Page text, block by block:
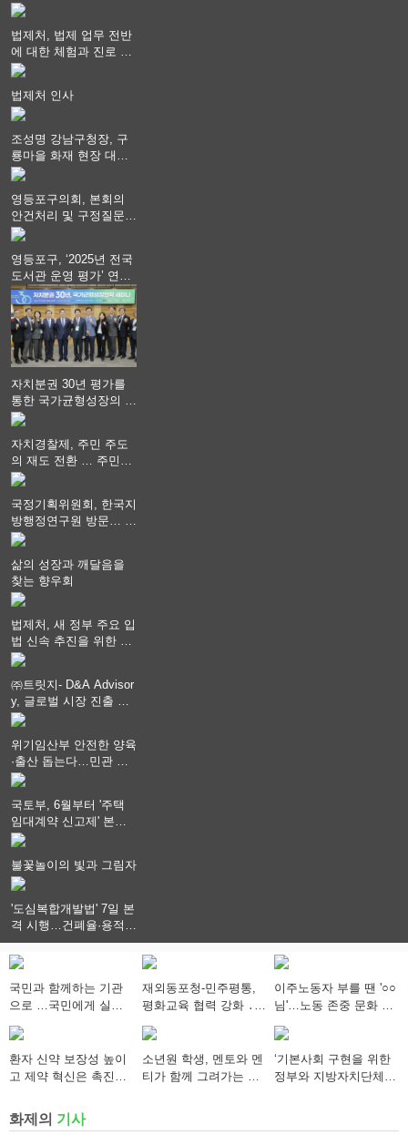
"공직사회는 어느 때보
자세를 지켜야 할 것"
법제처, 법제 업무 전반
에 대한 체험과 진로 상
담 기회 제공
법제처 인사
조성명 강남구청장, 구
룡마을 화재 현장 대응
지휘
영등포구의회, 본회의
안건처리 및 구정질문
실시
영등포구, ‘2025년 전국
도서관 운영 평가’ 연속
최고 영예 장관상에서
‘대통령상’ 수상
자치분권 30년 평가를
통한 국가균형성장의 방
향과 과제 논의
자치경찰제, 주민 주도
의 재도 전환 … 주민안
전 치안서비스가 최우선
국정기획위원회, 한국지
방행정연구원 방문… 국
가균형성장 논의
삶의 성장과 깨달음을
찾는 향우회
법제처, 새 정부 주요 입
법 신속 추진을 위한 중
앙부처 법무담당관 회의
㈜트릿지- D&A Advisor
y, 글로벌 시장 진출 위
한 전략적 업무협약 체
위기임산부 안전한 양육
·출산 돕는다…민관 협
력체계 구축
국토부, 6월부터 '주택
임대계약 신고제' 본격
시행…실거래가 투명화
불꽃놀이의 빛과 그림자
'도심복합개발법' 7일 본
격 시행…건폐율·용적률
특례 부여
국민과 함께하는 기관
으로 …국민에게 실질
재외동포청-민주평통,
평화교육 협력 강화 ․
동포가 세계에 알리다”
이주노동자 부를 땐 '○○
님'…노동 존중 문화 확
환자 신약 보장성 높이
고 제약 혁신은 촉진…
소년원 학생, 멘토와 멘
티가 함께 그려가는 새
‘기본사회 구현을 위한
정부와 지방자치단체의
화제의 기사